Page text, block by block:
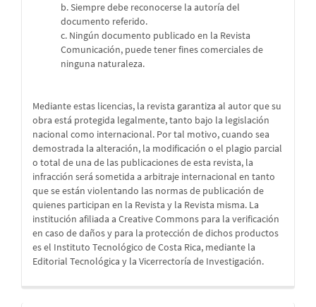
b. Siempre debe reconocerse la autoría del
documento referido.
c. Ningún documento publicado en la Revista
Comunicación, puede tener fines comerciales de
ninguna naturaleza.
Mediante estas licencias, la revista garantiza al autor que su
obra está protegida legalmente, tanto bajo la legislación
nacional como internacional. Por tal motivo, cuando sea
demostrada la alteración, la modificación o el plagio parcial
o total de una de las publicaciones de esta revista, la
infracción será sometida a arbitraje internacional en tanto
que se están violentando las normas de publicación de
quienes participan en la Revista y la Revista misma. La
institución afiliada a Creative Commons para la verificación
en caso de daños y para la protección de dichos productos
es el Instituto Tecnológico de Costa Rica, mediante la
Editorial Tecnológica y la Vicerrectoría de Investigación.